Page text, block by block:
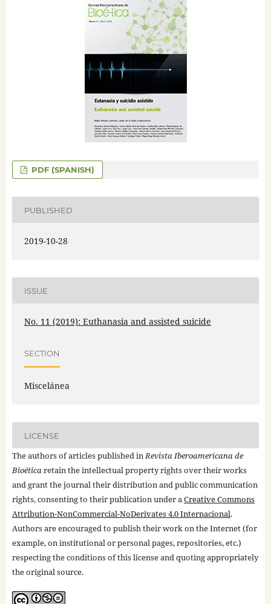
PDF (SPANISH)
PUBLISHED
2019-10-28
ISSUE
No. 11 (2019): Euthanasia and assisted suicide
SECTION
Miscelánea
LICENSE
The authors of articles published inRevista Iberoamericana de
Bioéticaretain the intellectual property rights over their works
and grant the journal their distribution and public communication
rights, consenting to their publication under aCreative Commons
Attribution-NonCommercial-NoDerivates 4.0 Internacional.
Authors are encouraged to publish their work on the Internet (for
example, on institutional or personal pages, repositories, etc.)
respecting the conditions of this license and quoting appropriately
the original source.